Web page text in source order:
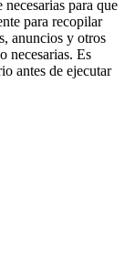
para que
para recopilar
anuncios y otros
necesarias. Es
antes de ejecutar